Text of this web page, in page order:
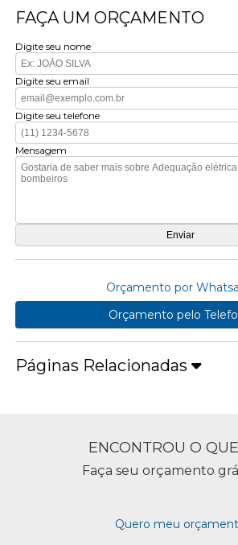
FAÇA UM ORÇAMENTO
Digite seu nome
Digite seu email
Digite seu telefone
Mensagem
Orçamento por
Orçamento pelo
Páginas Relacionadas
ENCONTROU O
Faça seu orçamento
Quero meu